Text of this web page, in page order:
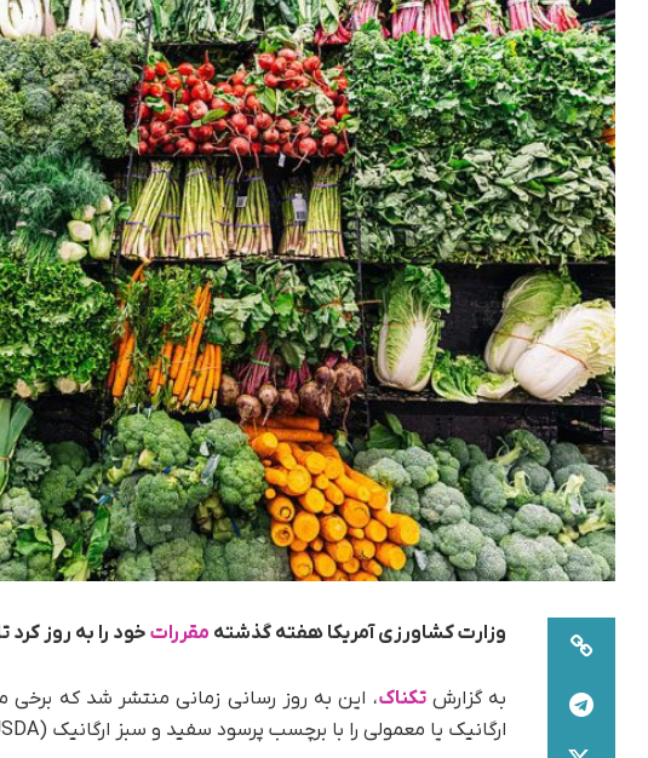
وزارت کشاورزی آمریکا هفته گذشته مقرراتخود را به روز
به گزارشتکناک، این به روز رسانی زمانی منتشر شد که برخی
ارگانیک یا معمولی را با برچسب پرسود سفید و سبز ارگانیک (USDA) بفروشند.